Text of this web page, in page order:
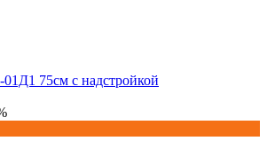
75см с надстройкой